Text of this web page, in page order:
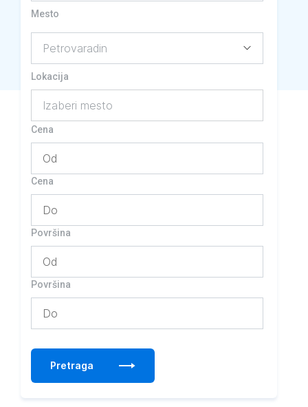
Mesto
Lokacija
Izaberi mesto
Cena
Cena
Površina
Površina
Pretraga